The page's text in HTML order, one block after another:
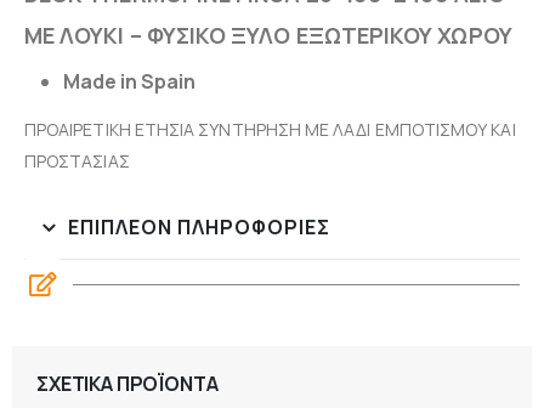
ΜΕ ΛΟΥΚΙ – ΦΥΣΙΚΟ ΞΥΛΟ ΕΞΩΤΕΡΙΚΟΥ ΧΩΡΟΥ
Made in Spain
ΠΡΟΑΙΡΕΤΙΚΗ ΕΤΗΣΙΑ ΣΥΝΤΗΡΗΣΗ ΜΕ ΛΑΔΙ ΕΜΠΟΤΙΣΜΟΥ ΚΑΙ
ΠΡΟΣΤΑΣΙΑΣ
ΕΠΙΠΛΈΟΝ ΠΛΗΡΟΦΟΡΊΕΣ
ΣΧΕΤΙΚΆ ΠΡΟΪΌΝΤΑ